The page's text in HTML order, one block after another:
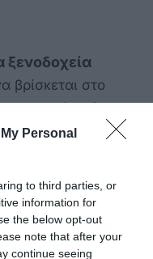
Personal
to third parties, or
information for
the below opt-out
note that after your
continue seeing
ξενοδοχεία
βρίσκεται στο
καταναλωτών, η
2026 το
κατηγορία
κυρίως μέσω της
σε